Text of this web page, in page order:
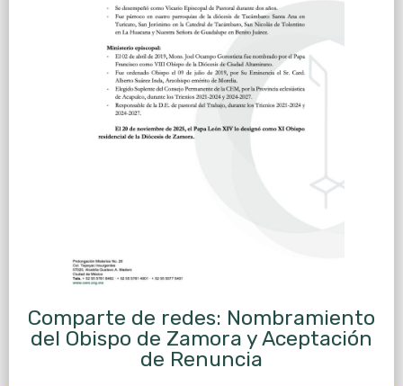
Comparte de redes: Nombramiento
del Obispo de Zamora y Aceptación
de Renuncia